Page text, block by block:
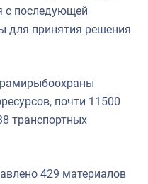
с последующей
для принятия решения
почти 11500
транспортных
429 материалов